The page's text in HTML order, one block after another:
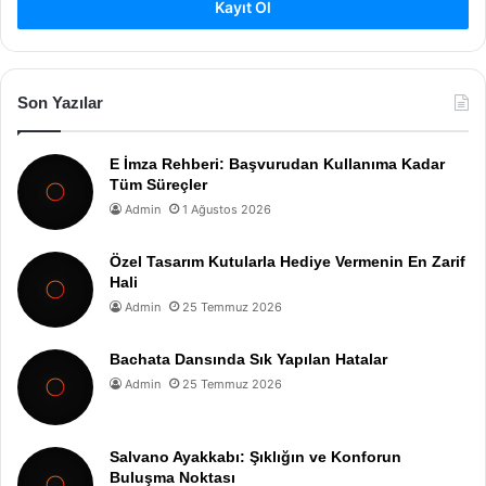
Kayıt Ol
Son Yazılar
E İmza Rehberi: Başvurudan Kullanıma Kadar
Tüm Süreçler
Admin 1 Ağustos 2026
Özel Tasarım Kutularla Hediye Vermenin En Zarif
Hali
Admin 25 Temmuz 2026
Bachata Dansında Sık Yapılan Hatalar
Admin 25 Temmuz 2026
Salvano Ayakkabı: Şıklığın ve Konforun
Buluşma Noktası